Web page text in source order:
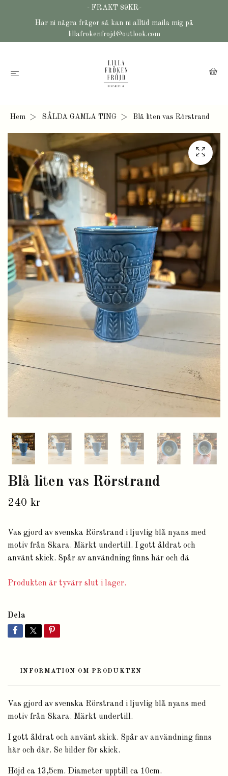
- FRAKT 89KR-
Har ni några frågor så kan ni alltid maila mig på
lillafrokenfrojd@outlook.com
Hem SÅLDA GAMLA TING Blå liten vas Rörstrand
Blå liten vas Rörstrand
240 kr
Vas gjord av svenska Rörstrand i ljuvlig blå nyans med
motiv från Skara. Märkt undertill. I gott åldrat och
använt skick. Spår av användning finns här och dä
Produkten är tyvärr slut i lager.
Dela
INFORMATION OM PRODUKTEN
Vas gjord av svenska Rörstrand i ljuvlig blå nyans med
motiv från Skara. Märkt undertill.
I gott åldrat och använt skick. Spår av användning finns
här och där. Se bilder för skick.
Höjd ca 13,5cm. Diameter upptill ca 10cm.